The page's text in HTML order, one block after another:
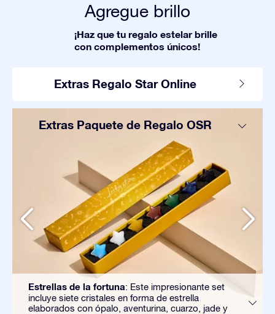
Agregue brillo
¡Haz que tu regalo estelar brille
con complementos únicos!
Extras Regalo Star Online
Extras Paquete de Regalo OSR
Estrellas de la fortuna: Este impresionante set
incluye siete cristales en forma de estrella
elaborados con ópalo, aventurina, cuarzo, jade y